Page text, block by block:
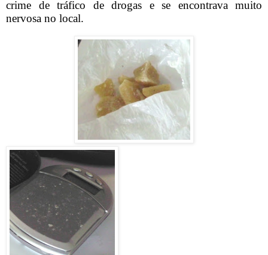
crime de tráfico de drogas e se encontrava muito
nervosa no local.